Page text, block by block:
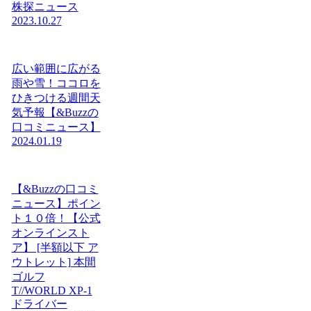
株探ニュース
2023.10.27
広い範囲に広がる
雨や雪！ココロを
ひきつける週間天
気予報【&Buzzの
口コミニュース】
2024.01.19
【&Buzzの口コミ
ニュース】ポイン
ト１０倍！【公式
オンラインスト
ア】 [半額以下 ア
ウトレット] 本間
ゴルフ
T//WORLD XP-1
ドライバー